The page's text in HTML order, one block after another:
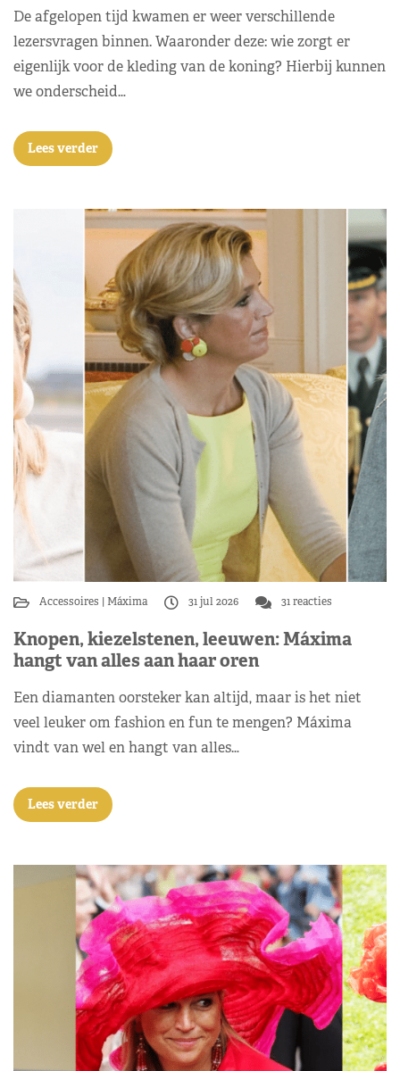
De afgelopen tijd kwamen er weer verschillende
lezersvragen binnen. Waaronder deze: wie zorgt er
eigenlijk voor de kleding van de koning? Hierbij kunnen
we onderscheid…
Lees verder
Accessoires Máxima 31 jul 2026 31 reacties
Knopen, kiezelstenen, leeuwen: Máxima
hangt van alles aan haar oren
Een diamanten oorsteker kan altijd, maar is het niet
veel leuker om fashion en fun te mengen? Máxima
vindt van wel en hangt van alles…
Lees verder